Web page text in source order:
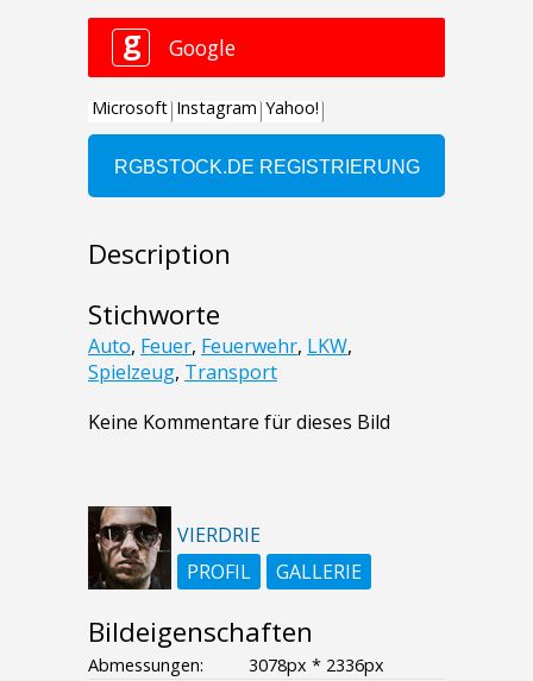
Description
Stichworte
Auto, Feuer, Feuerwehr, LKW,
Spielzeug, Transport
Keine Kommentare für dieses Bild
VIERDRIE
PROFIL
GALLERIE
Bildeigenschaften
Abmessungen:
3078px * 2336px